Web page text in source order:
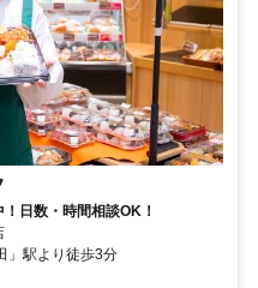
日数・時間相談OK！
」駅より徒歩3分